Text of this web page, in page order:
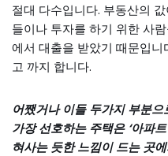
절대 다수입니다. 부동산의
들이나 투자를 하기 위한 사
에서 대출을 받았기 때문입
고 까지 합니다.
어쨌거나 이들 두가지 부분
가장 선호하는 주택은 ‘아파
혀사는 듯한 느낌이 드는 곳